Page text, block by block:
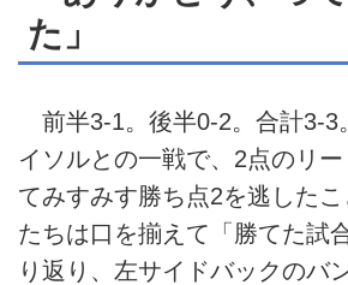
た」
前半3-1。後半0-2。合計3-3
イソルとの一戦で、2点のリ
てみすみす勝ち点2を逃した
たちは口を揃えて「勝てた試
り返り、左サイドバックのバ